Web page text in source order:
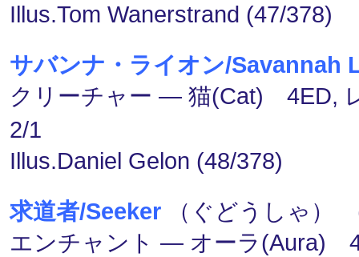
Illus.Tom Wanerstrand (47/378)
サバンナ・ライオン/Savannah
クリーチャー ― 猫(Cat) 4ED,
2/1
Illus.Daniel Gelon (48/378)
求道者/Seeker （ぐどうしゃ）
エンチャント ― オーラ(Aura)